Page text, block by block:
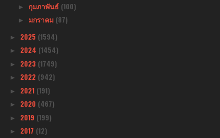
► กุมภาพันธ์ (100)
► มกราคม (87)
► 2025 (1594)
► 2024 (1454)
► 2023 (1749)
► 2022 (942)
► 2021 (191)
► 2020 (467)
► 2019 (199)
► 2017 (12)